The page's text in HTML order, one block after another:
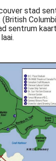
stad
sentrum